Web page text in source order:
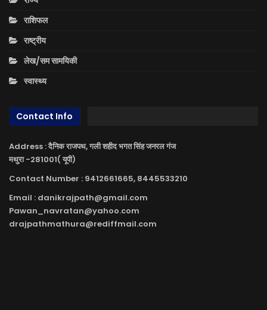
राशिफल
राष्ट्रीय
लेख/सम सामयिकी
स्वास्थ्य
Contact Info
Address : दैनिक राजपथ, गली शहीद भगत सिंह जनरल गंज
मथुरा -281001( यूपी)
Contact Number : 9412661665, 8445533210
Email : danikrajpath@gmail.com
Pawan_navratan@yahoo.com
drajpathmathura@rediffmail.com